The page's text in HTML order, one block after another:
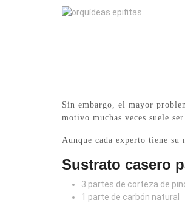
Sin embargo, el mayor
motivo muchas veces suele
Aunque cada experto tiene su
Sustrato casero
3 partes de corteza de
1 parte de carbón natural